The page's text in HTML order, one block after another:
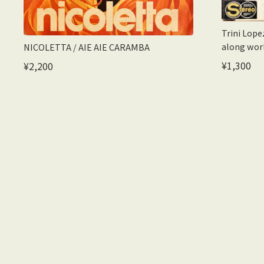
NICOLETTA / AIE AIE CARAMBA
¥2,200
Trini
along
¥1,300